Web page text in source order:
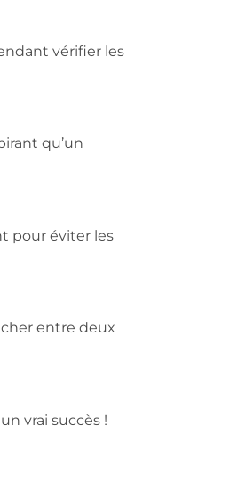
vérifier les
qu’un
pour éviter les
entre deux
vrai succès !